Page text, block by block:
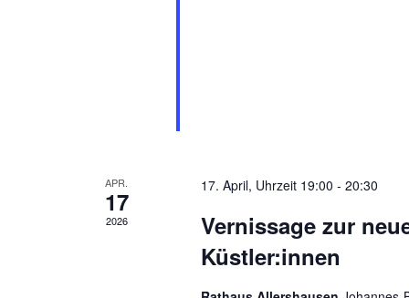
APR.
17
2026
17. April, Uhrzeit 19:00 - 20:30
Vernissage zur
Küstler:innen